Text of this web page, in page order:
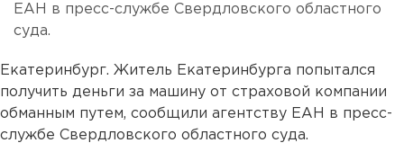
ЕАН в пресс-службе Свердловского областного
суда.
Екатеринбург. Житель Екатеринбурга попытался
получить деньги за машину от страховой компании
обманным путем, сообщили агентству ЕАН в пресс-
службе Свердловского областного суда.